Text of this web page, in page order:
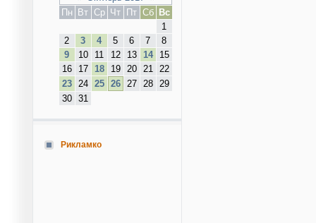
Пн
Вт Ср Чт Пт Сб
Вс
1
2
3 4 5 6 7
8
9
10 11 12 13 14
15
16
17 18 19 20 21
22
23
24 25 26 27 28
29
30
31
Рикламко